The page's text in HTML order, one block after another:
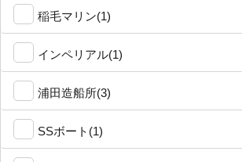
稲毛マリン(1)
インペリアル(1)
浦田造船所(3)
SSボート(1)